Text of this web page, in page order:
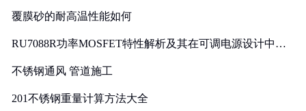
覆膜砂的耐高温性能如何
RU7088R功率MOSFET特性解析及其在可调电源设计中的
不锈钢通风 管道施工
201不锈钢重量计算方法大全